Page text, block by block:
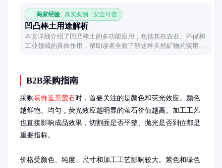
商家经验 真实案例 · 安全可信
凹凸棒土用途解析
本文详细介绍了凹凸棒土的多功能应用，包括其在农业、环保和
工业领域的具体作用，帮助读者全面了解这种天然矿物的实用价
B2B采购指南
采购装饰造景萤石时，首要关注的是颜色和荧光效应。颜色
越鲜艳、均匀，荧光效应越明显的萤石价值越高。加工工艺
也直接影响成品效果，切割面是否平整、抛光是否到位都是
重要指标。
价格受颜色、纯度、尺寸和加工工艺影响较大。紫色和绿色